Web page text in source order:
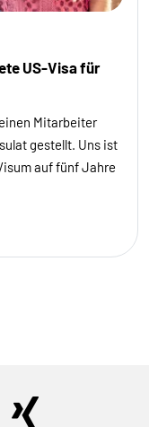
US-Visa für
Mitarbeiter
gestellt. Uns ist
auf fünf Jahre